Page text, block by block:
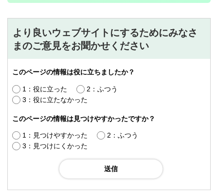
より良いウェブサイトにするためにみなさ
まのご意見をお聞かせください
このページの情報は役に立ちましたか？
1：役に立った
2：ふつう
3：役に立たなかった
このページの情報は見つけやすかったですか？
1：見つけやすかった
2：ふつう
3：見つけにくかった